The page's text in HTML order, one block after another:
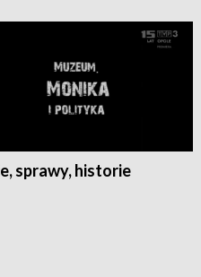
sprawy, historie